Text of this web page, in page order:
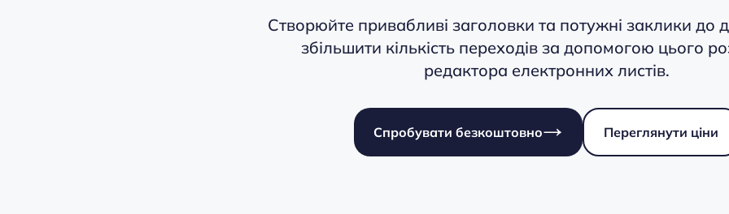
Створюйте привабливі заголовки та потужні заклики до
збільшити кількість переходів за допомогою цього
редактора електронних листів.
Спробувати безкоштовно Переглянути ціни